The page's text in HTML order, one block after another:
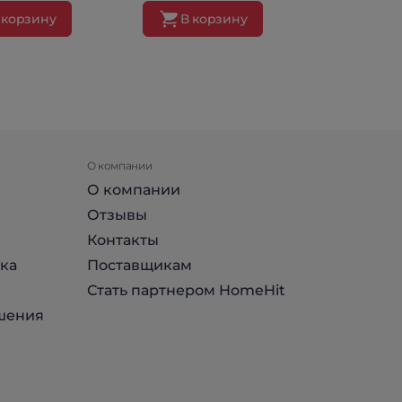
В корзину
О компании
О компании
Отзывы
Контакты
Поставщикам
Стать партнером HomeHit